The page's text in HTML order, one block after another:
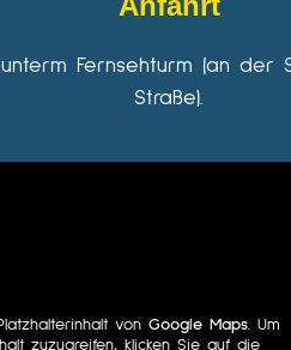
Fernsehturm (an der
Straße).
vonGoogle Maps . Um
zuzugreifen, klicken Sie auf die